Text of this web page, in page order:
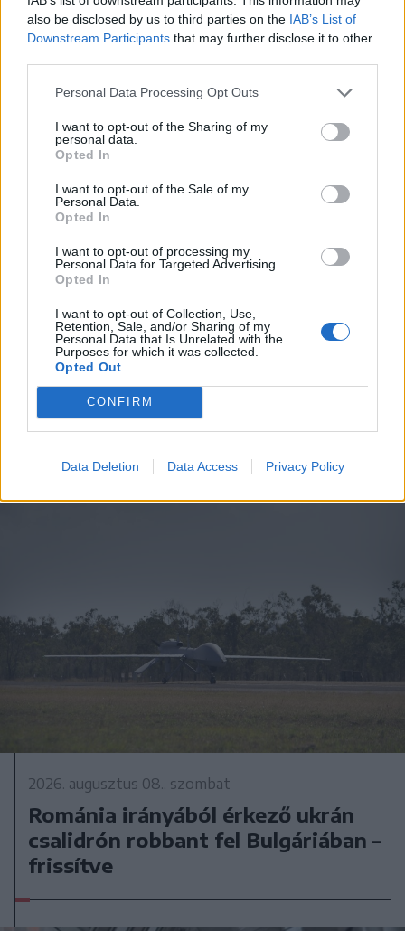
also be disclosed by us to third parties on the IAB’s List of
Downstream Participants that may further disclose it to other
Personal Data Processing Opt Outs
I want to opt-out of the Sharing of my
personal data.
Opted In
I want to opt-out of the Sale of my
Personal Data.
Opted In
I want to opt-out of processing my
Personal Data for Targeted Advertising.
Opted In
I want to opt-out of Collection, Use,
Retention, Sale, and/or Sharing of my
Personal Data that Is Unrelated with the
Purposes for which it was collected.
Opted Out
CONFIRM
Data Deletion Data Access Privacy Policy
2026. augusztus 08., szombat
Baka András elfogadta a felkérést a
köztársasági elnöki tisztségre
2026. augusztus 08., szombat
Románia irányából érkező ukrán
csalidrón robbant fel Bulgáriában –
frissítve